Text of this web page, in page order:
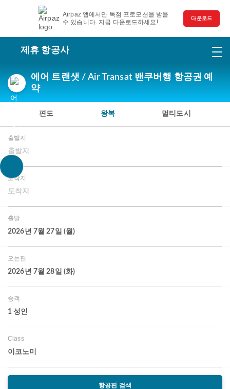
Airpaz 앱에서만 독점 프로모션을 받을
수 있습니다. 지금 다운로드하세요!
다운로드
제휴 항공사
에어 트랜샛 / Air Transat 밴쿠버행 항공권 예
약
편도 왕복 멀티도시
출발지
출발지
도착지
도착지
출발
2026년 7월 27일 (월)
오는편
2026년 7월 28일 (화)
승객
1 성인
Class
이코노미
항공편 검색